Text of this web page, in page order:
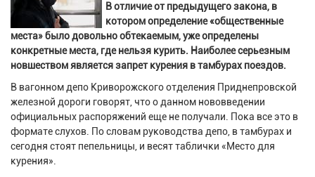
В отличие от предыдущего закона, в
котором определение «общественные
места» было довольно обтекаемым, уже определены
конкретные места, где нельзя курить. Наиболее серьезным
новшеством является запрет курения в тамбурах поездов.
В вагонном депо Криворожского отделения Приднепровской
железной дороги говорят, что о данном нововведении
официальных распоряжений еще не получали. Пока все это в
формате слухов. По словам руководства депо, в тамбурах и
сегодня стоят пепельницы, и весят таблички «Место для
курения».